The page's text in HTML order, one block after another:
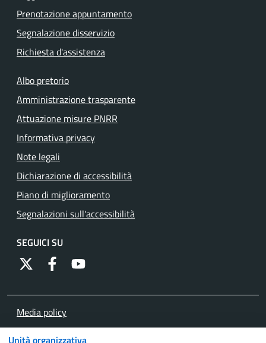
Unità organizzativa
Prenotazione appuntamento
Segnalazione disservizio
Richiesta d'assistenza
Albo pretorio
Amministrazione trasparente
Attuazione misure PNRR
Informativa privacy
Note legali
Dichiarazione di accessibilità
Piano di miglioramento
Segnalazioni sull'accessibilità
SEGUICI SU
https://twitter.com/comunementana
https://www.facebook.com/Comune-di-
http://www.youtube.com/channel/
Media policy
Mappa del sito